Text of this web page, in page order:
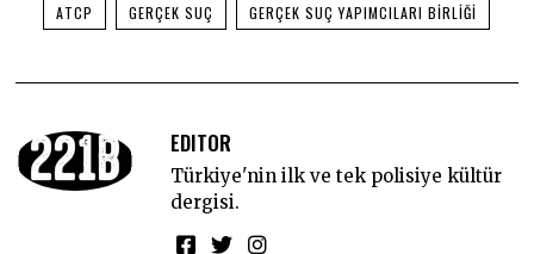
ATCP GERÇEK SUÇ GERÇEK SUÇ YAPIMCILARI BIRLIĞI
EDITOR
Türkiye'nin ilk ve tek polisiye kültür
dergisi.